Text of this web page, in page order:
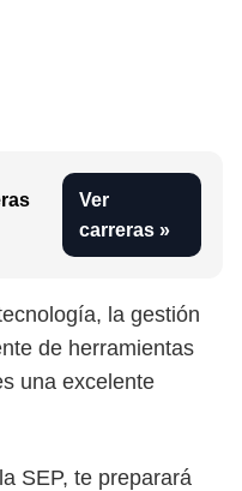
Ver
carreras »
la gestión
de herramientas
una excelente
SEP, te preparará